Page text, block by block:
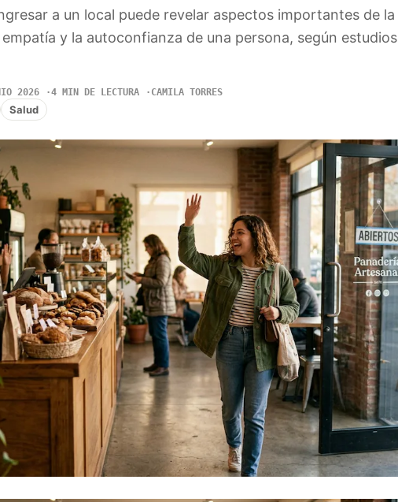
a un local puede revelar aspectos importantes de la
y la autoconfianza de una persona, según estudios
2026 4 MIN DE LECTURA CAMILA TORRES
Salud